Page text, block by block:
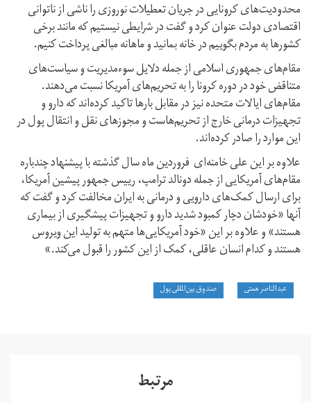
محدودیت‌های کرونایی در جریان تعطیلات نوروزی را ناشی از ناتوانی
اقتصادی دولت عنوان کرد و گفت در شرایطی نیستیم که مانند برخی
کشورها به مردم بگوییم در خانه بمانید و ماهانه مبالغی پرداخت کنیم.
مقام‌های جمهوری اسلامی از جمله دلایل سوء‌مدیریت و سیاست‌های
متناقض خود در دوره کرونا را به تحریم‌های آمریکا نسبت می‌دهند.
مقام‌های ایالات متحده نیز در مقابل بارها تاکید کرده‌اند که دارو و
تجهیزات درمانی خارج از تحریم‌هاست و مجوز‌های نقل و انتقال پول در
این موارد را صادر کرده‌اند.
علاوه بر این علی خامنه‌ای فروردین ماه سال گذشته با پیشنهاد چندباره
مقام‌های آمریکایی از جمله دونالد ترامپ، رییس جمهور پیشین آمریکا،
برای ارسال کمک‌های دارویی و درمانی به ایران مخالفت کرد و گفت که
آنها «خودشان دچار کمبود شدید دارو و تجهیزات پیشگیری از بیماری
هستند» و علاوه بر این «خود آمریکایی‌ها متهم به تولید این ویروس
هستند و کدام انسان عاقلی، کمک از این کشور را قبول می‌کند.»
عبدالناصر همتی صندوق بین‌المللی پول
مرتبط